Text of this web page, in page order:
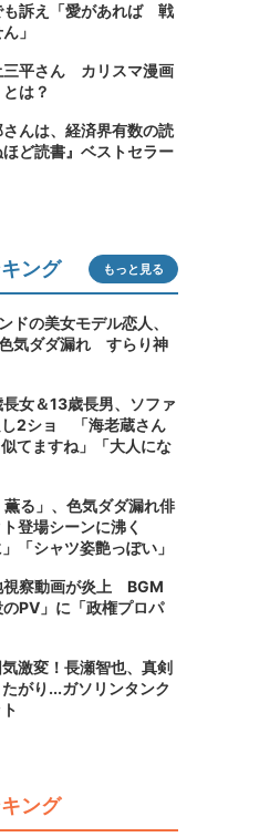
も訴え「愛があれば 戦
」
三平さん カリスマ漫画
は？
んは、経済界有数の読
ど読書』ベストセラー
ング もっと見る
ドの美女モデル恋人、
気ダダ漏れ すらり神
女＆13歳長男、ソファ
し2ショ 「海老蔵さん
てますね」「大人にな
る」、色気ダダ漏れ俳
登場シーンに沸く
「シャツ姿艶っぽい」
視察動画が炎上 BGM
PV」に「政権プロパ
激変！長瀬智也、真剣
がり...ガソリンタンク
ング